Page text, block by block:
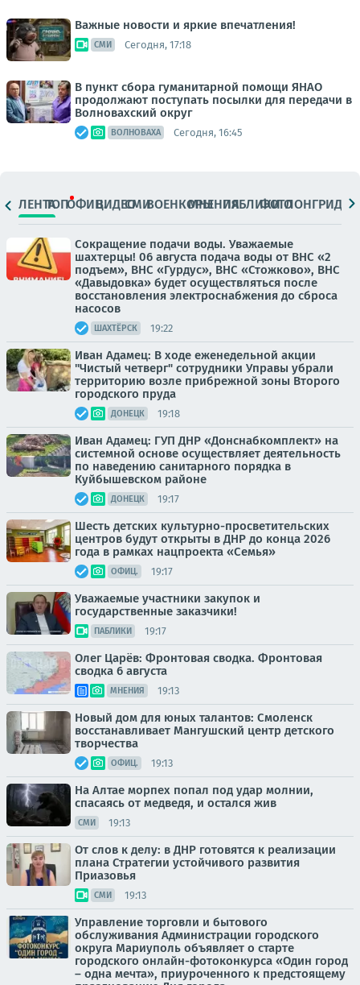
Важные новости и яркие впечатления!
СМИ Сегодня, 17:18
В пункт сбора гуманитарной помощи ЯНАО
продолжают поступать посылки для передачи в
Волновахский округ
ВОЛНОВАХА Сегодня, 16:45
ЛЕНТАТОПОФИЦ.ВИДЕОСМИВОЕНКОРЫМНЕНИЯПАБЛИКИ
ФОТОЛОНГРИДЫ
Сокращение подачи воды. Уважаемые
шахтерцы! 06 августа подача воды от ВНС «2
подъем», ВНС «Гурдус», ВНС «Стожково», ВНС
«Давыдовка» будет осуществляться после
восстановления электроснабжения до сброса
насосов
ШАХТЁРСК 19:22
Иван Адамец: В ходе еженедельной акции
"Чистый четверг" сотрудники Управы убрали
территорию возле прибрежной зоны Второго
городского пруда
ДОНЕЦК 19:18
Иван Адамец: ГУП ДНР «Донснабкомплект» на
системной основе осуществляет деятельность
по наведению санитарного порядка в
Куйбышевском районе
ДОНЕЦК 19:17
Шесть детских культурно-просветительских
центров будут открыты в ДНР до конца 2026
года в рамках нацпроекта «Семья»
ОФИЦ. 19:17
Уважаемые участники закупок и
государственные заказчики!
ПАБЛИКИ 19:17
Олег Царёв: Фронтовая сводка. Фронтовая
сводка 6 августа
МНЕНИЯ 19:13
Новый дом для юных талантов: Смоленск
восстанавливает Мангушский центр детского
творчества
ОФИЦ. 19:13
На Алтае морпех попал под удар молнии,
спасаясь от медведя, и остался жив
СМИ 19:13
От слов к делу: в ДНР готовятся к реализации
плана Стратегии устойчивого развития
Приазовья
СМИ 19:13
Управление торговли и бытового
обслуживания Администрации городского
округа Мариуполь объявляет о старте
городского онлайн-фотоконкурса «Один город
– одна мечта», приуроченного к предстоящему